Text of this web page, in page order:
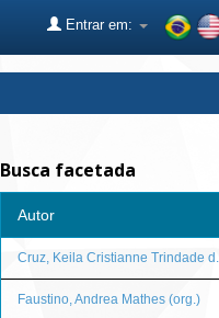
Entrar em:
Busca facetada
Autor
Cruz, Keila Cristianne Trindade d...
Faustino, Andrea Mathes (org.)